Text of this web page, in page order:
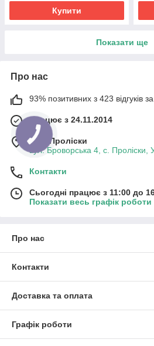
Купити
Показати ще
Про нас
93% позитивних з 423 відгуків за
Працює з 24.11.2014
м. с. Проліски
вул. Броворська 4, с. Проліски,
Контакти
Сьогодні працює з 11:00 до
Показати весь графік роботи
Про нас
Контакти
Доставка та оплата
Графік роботи